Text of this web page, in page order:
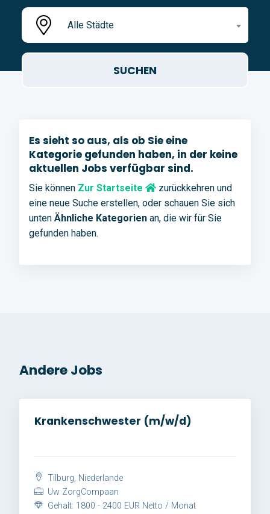
Alle Städte
Es sieht so aus, als ob Sie eine
Kategorie gefunden haben, in der keine
aktuellen Jobs verfügbar sind.
Sie können Zur Startseite
zurückkehren und
eine neue Suche erstellen, oder schauen Sie sich
unten Ähnliche Kategorien an, die wir für Sie
gefunden haben.
Andere Jobs
Krankenschwester (m/w/d)
Tilburg, Niederlande
Uw ZorgCompaan
Gehalt: 1800 - 2400 EUR Netto / Monat